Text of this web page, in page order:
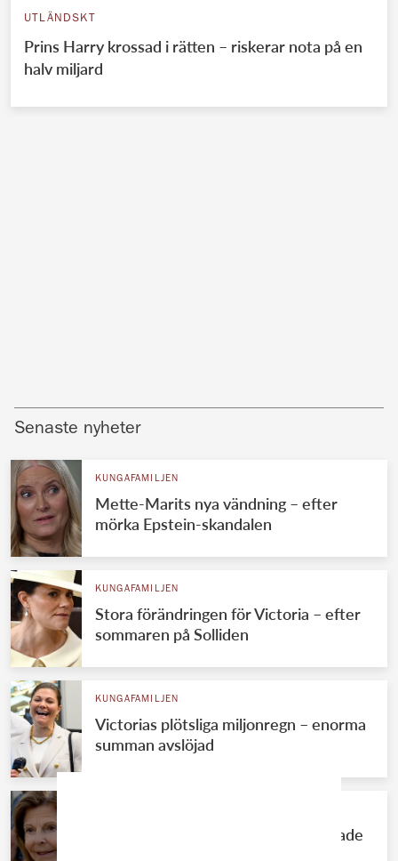
UTLÄNDSKT
Prins Harry krossad i rätten – riskerar nota på en
halv miljard
Senaste nyheter
KUNGAFAMILJEN
Mette-Marits nya vändning – efter
mörka Epstein-skandalen
KUNGAFAMILJEN
Stora förändringen för Victoria – efter
sommaren på Solliden
KUNGAFAMILJEN
Victorias plötsliga miljonregn – enorma
summan avslöjad
Silvias hemliga shoppingtur – handlade